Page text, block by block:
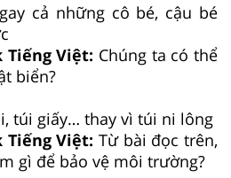
cả những cô bé, cậu bé
Tiếng Việt: Chúng ta có thể
biển?
túi giấy… thay vì túi ni lông
Tiếng Việt: Từ bài đọc trên,
gì để bảo vệ môi trường?